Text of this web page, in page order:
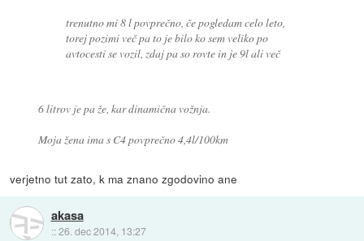
trenutno mi 8 l povprečno, če pogledam celo leto,
torej pozimi več pa to je bilo ko sem veliko po
avtocesti se vozil, zdaj pa so rovte in je 9l ali več
6 litrov je pa že, kar dinamična vožnja.
Moja žena ima s C4 povprečno 4,4l/100km
verjetno tut zato, k ma znano zgodovino ane
akasa
::26. dec 2014, 13:27